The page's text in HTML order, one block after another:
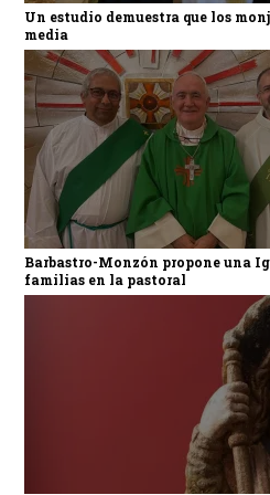
Un estudio demuestra que los
media
Barbastro-Monzón propone una
familias en la pastoral